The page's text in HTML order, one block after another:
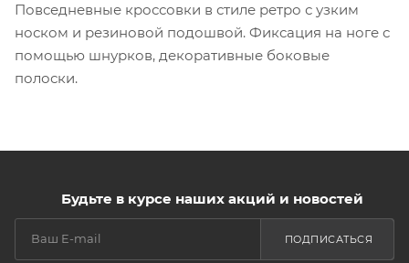
Повседневные кроссовки в стиле ретро с узким
носком и резиновой подошвой. Фиксация на ноге с
помощью шнурков, декоративные боковые
полоски.
Будьте в курсе наших акций и новостей
ПОДПИСАТЬСЯ